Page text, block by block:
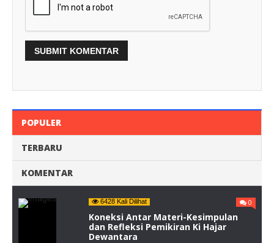
POPULER
TERBARU
KOMENTAR
6428 Kali Dilihat 0
Koneksi Antar Materi-Kesimpulan
dan Refleksi Pemikiran Ki Hajar
Dewantara